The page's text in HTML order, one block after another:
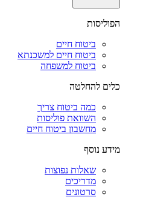
הפוליסות
ביטוח חיים
ביטוח חיים למשכנתא
ביטוח למשפחה
כלים להחלטה
כמה ביטוח צריך
השוואת פוליסות
מחשבון ביטוח חיים
מידע נוסף
שאלות נפוצות
מדריכים
סרטונים